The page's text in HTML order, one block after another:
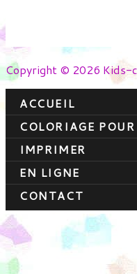
Copyright © 2026 Kids-
ACCUEIL
COLORIAGE
IMPRIMER
EN LIGNE
CONTACT